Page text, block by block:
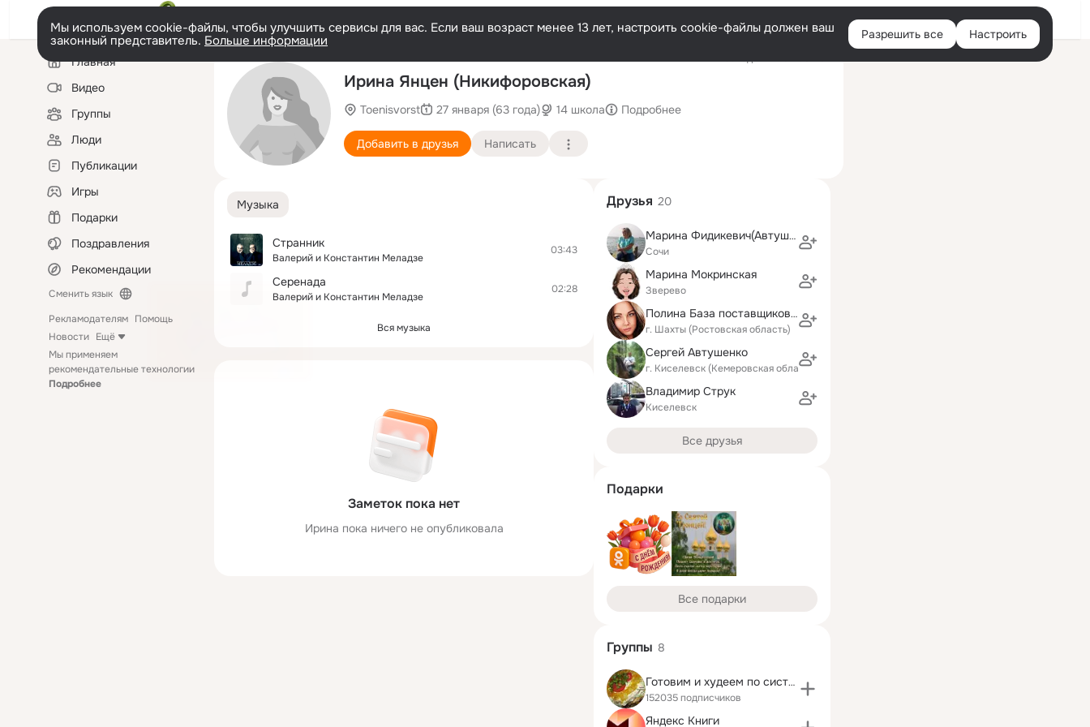
Войти
Мы используем cookie-файлы, чтобы улучшить сервисы для вас. Если ваш возраст менее 13 лет, настроить cookie-файлы должен ваш
законный представитель. Больше информации Разрешить все Настроить
Левая
колонкаГлавная
Видео
Группы
Люди
Публикации
Игры
Подарки
Поздравления
Рекомендации
Сменить язык
Рекламодателям Помощь
Новости Ещё
Мы применяем
рекомендательные технологии
Подробнее
Ирина Янцен (Никифоровская)
Toenisvorst 27 января (63 года) 14 школа Подробнее
Добавить в друзья Написать
Музыка
Странник
Валерий и Константин Меладзе
03:43
Серенада
Валерий и Константин Меладзе
02:28
Вся музыка
Заметок пока нет
Ирина пока ничего не опубликовала
Друзья 20
Марина Фидикевич(Автушенко)
Сочи
Марина Мокринская
Зверево
Полина База поставщиков💕💕💕
г. Шахты (Ростовская область)
Сергей Автушенко
г. Киселевск (Кемеровская область)
Владимир Струк
Киселевск
Все друзья
Подарки
Все подарки
Группы 8
Готовим и худеем по системе "Минус 60" Мириманова
152035 подписчиков
Яндекс Книги